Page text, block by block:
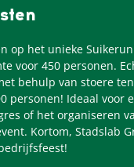
op het unieke
voor 450 personen.
behulp van stoere
personen! Ideaal voor
of het organiseren
Kortom, Stadslab